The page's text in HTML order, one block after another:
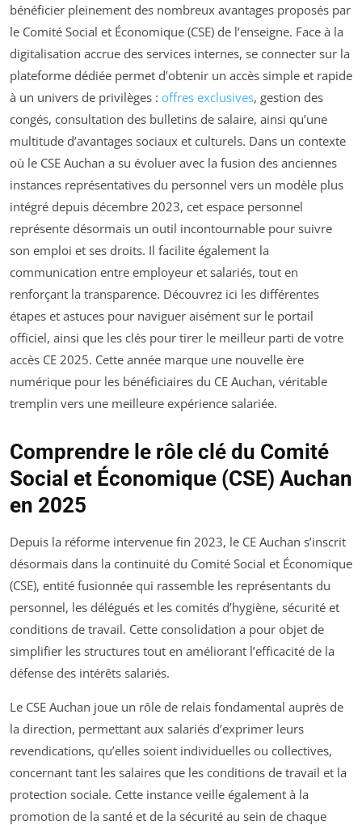
bénéficier pleinement des nombreux avantages proposés par
le Comité Social et Économique (CSE) de l’enseigne. Face à la
digitalisation accrue des services internes, se connecter sur la
plateforme dédiée permet d’obtenir un accès simple et rapide
à un univers de privilèges : offres exclusives, gestion des
congés, consultation des bulletins de salaire, ainsi qu’une
multitude d’avantages sociaux et culturels. Dans un contexte
où le CSE Auchan a su évoluer avec la fusion des anciennes
instances représentatives du personnel vers un modèle plus
intégré depuis décembre 2023, cet espace personnel
représente désormais un outil incontournable pour suivre
son emploi et ses droits. Il facilite également la
communication entre employeur et salariés, tout en
renforçant la transparence. Découvrez ici les différentes
étapes et astuces pour naviguer aisément sur le portail
officiel, ainsi que les clés pour tirer le meilleur parti de votre
accès CE 2025. Cette année marque une nouvelle ère
numérique pour les bénéficiaires du CE Auchan, véritable
tremplin vers une meilleure expérience salariée.
Comprendre le rôle clé du Comité
Social et Économique (CSE) Auchan
en 2025
Depuis la réforme intervenue fin 2023, le CE Auchan s’inscrit
désormais dans la continuité du Comité Social et Économique
(CSE), entité fusionnée qui rassemble les représentants du
personnel, les délégués et les comités d’hygiène, sécurité et
conditions de travail. Cette consolidation a pour objet de
simplifier les structures tout en améliorant l’efficacité de la
défense des intérêts salariés.
Le CSE Auchan joue un rôle de relais fondamental auprès de
la direction, permettant aux salariés d’exprimer leurs
revendications, qu’elles soient individuelles ou collectives,
concernant tant les salaires que les conditions de travail et la
protection sociale. Cette instance veille également à la
promotion de la santé et de la sécurité au sein de chaque